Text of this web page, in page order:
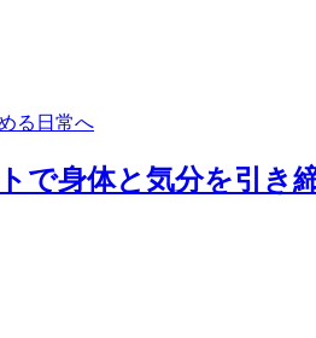
る日常へ
で身体と気分を引き